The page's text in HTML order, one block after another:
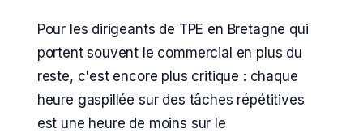
Pour les dirigeants de TPE en Bretagne qui
portent souvent le commercial en plus du
reste, c'est encore plus critique : chaque
heure gaspillée sur des tâches répétitives
est une heure de moins sur le